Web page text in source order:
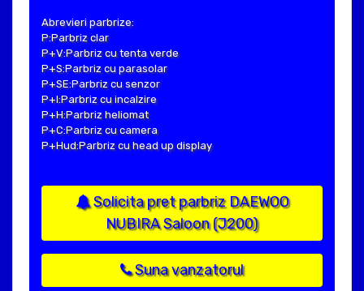
Abrevieri parbrize:
P:Parbriz clar
P+V:Parbriz cu tenta verde
P+S:Parbriz cu parasolar
P+SE:Parbriz cu senzor
P+I:Parbriz cu incalzire
P+H:Parbriz heliomat
P+C:Parbriz cu camera
P+Hud:Parbriz cu head up display
Solicita pret parbriz DAEWOO
NUBIRA Saloon (J200)
Suna vanzatorul